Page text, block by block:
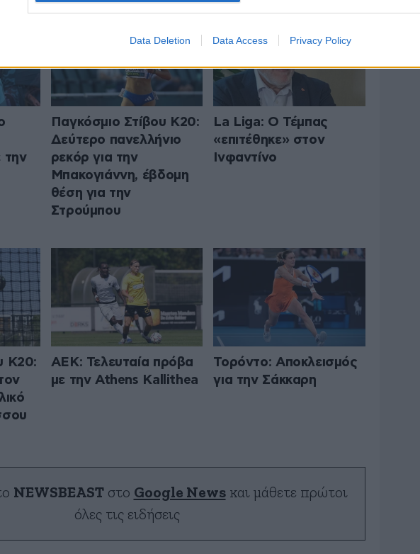
Data Deletion Data Access Privacy Policy
την
Παγκόσμιο Στίβου Κ20:
Δεύτερο πανελλήνιο
ρεκόρ για την
Μπακογιάννη, έβδομη
θέση για την
Στρούμπου
La Liga: Ο Τέμπας
«επιτέθηκε» στον
Ινφαντίνο
Κ20:
ΑΕΚ: Τελευταία πρόβα
με την Athens Kallithea
Τορόντο: Αποκλεισμός
για την Σάκκαρη
NEWSBEASTστο Google Newsκαι μάθετε πρώτοι
όλες τις ειδήσεις